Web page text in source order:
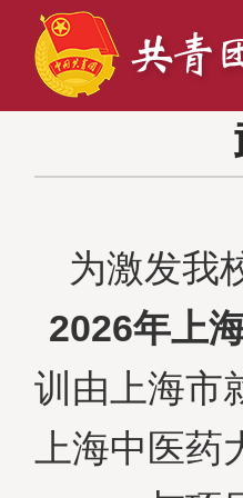
为激发我
2026年上
训由上海市
上海中医